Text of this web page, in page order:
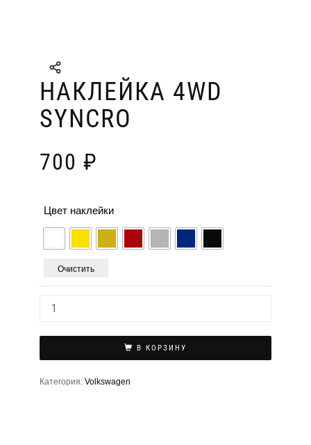
НАКЛЕЙКА 4WD
SYNCRO
700 ₽
Цвет наклейки
Очистить
В КОРЗИНУ
Категория: Volkswagen